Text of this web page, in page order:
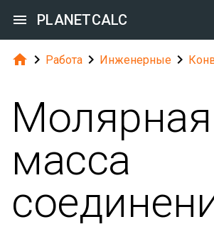
 PLANETCALC
  Работа  Инженерные 
Молярная
масса